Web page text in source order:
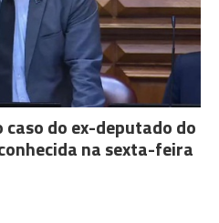
do ex-deputado do
na sexta-feira